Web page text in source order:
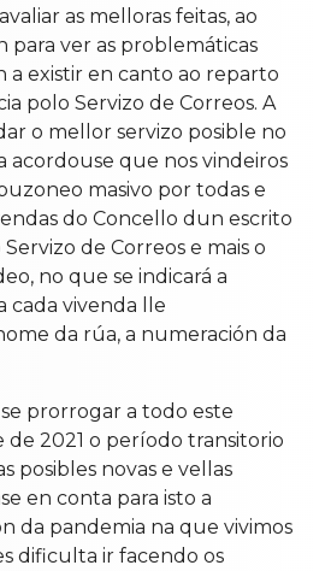
as melloras feitas, ao
ver as problemáticas
a existir en canto ao reparto
polo Servizo de Correos. A
o mellor servizo posible no
acordouse que nos vindeiros
masivo por todas e
do Concello dun escrito
de Correos e mais o
no que se indicará a
cada vivenda lle
da rúa, a numeración da
prorrogar a todo este
de 2021 o período transitorio
posibles novas e vellas
en conta para isto a
da pandemia na que vivimos
dificulta ir facendo os